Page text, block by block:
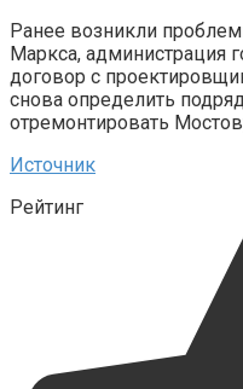
Ранее возникли
Маркса, администрация
договор с
снова определить
отремонтировать
Источник
Рейтинг